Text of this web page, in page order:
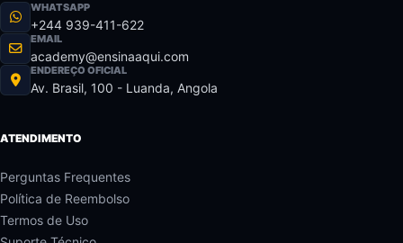
WHATSAPP
+244 939-411-622
EMAIL
academy@ensinaaqui.com
ENDEREÇO OFICIAL
Av. Brasil, 100 - Luanda, Angola
ATENDIMENTO
Perguntas Frequentes
Política de Reembolso
Termos de Uso